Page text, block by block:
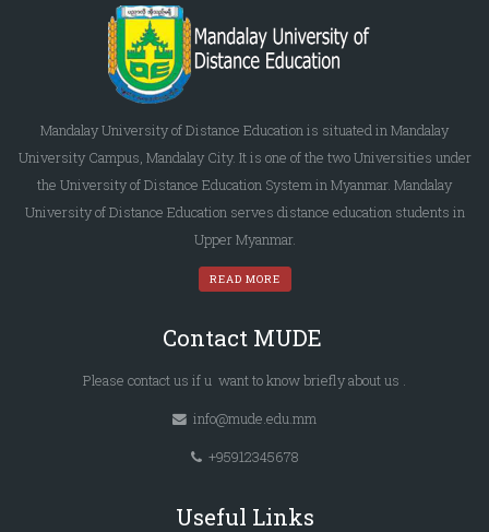
Mandalay University of Distance Education is situated in Mandalay
University Campus, Mandalay City. It is one of the two Universities under
the University of Distance Education System in Myanmar. Mandalay
University of Distance Education serves distance education students in
Upper Myanmar.
READ MORE
Contact MUDE
Please contact us if u want to know brieflyabout us
info@mude.edu.mm
+95912345678
Useful Links